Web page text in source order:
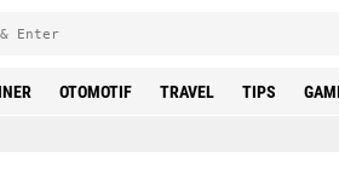
OTOMOTIF TRAVEL TIPS